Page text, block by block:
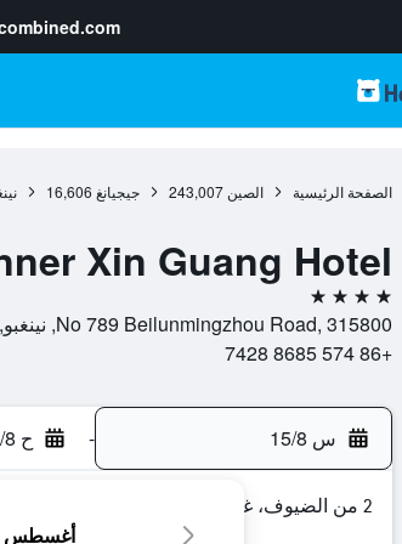
الصفحة الرئيسية الصين 243,007 جيجيانغ 16,606
Xin Guang Hotel
4 نجوم
No 789 Beilunmingzhou Road, 315800, نينغبو, جيجيانغ, الصين
+86 574 8685 7428
س 15/8 - ح 16/8
2 من الضيوف، غرفة واحدة
أغسطس